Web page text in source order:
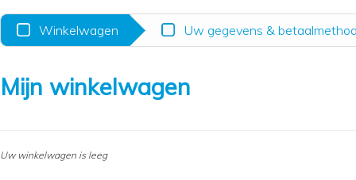
Winkelwagen Uw gegevens &
Mijn winkelwagen
Uw winkelwagen is leeg